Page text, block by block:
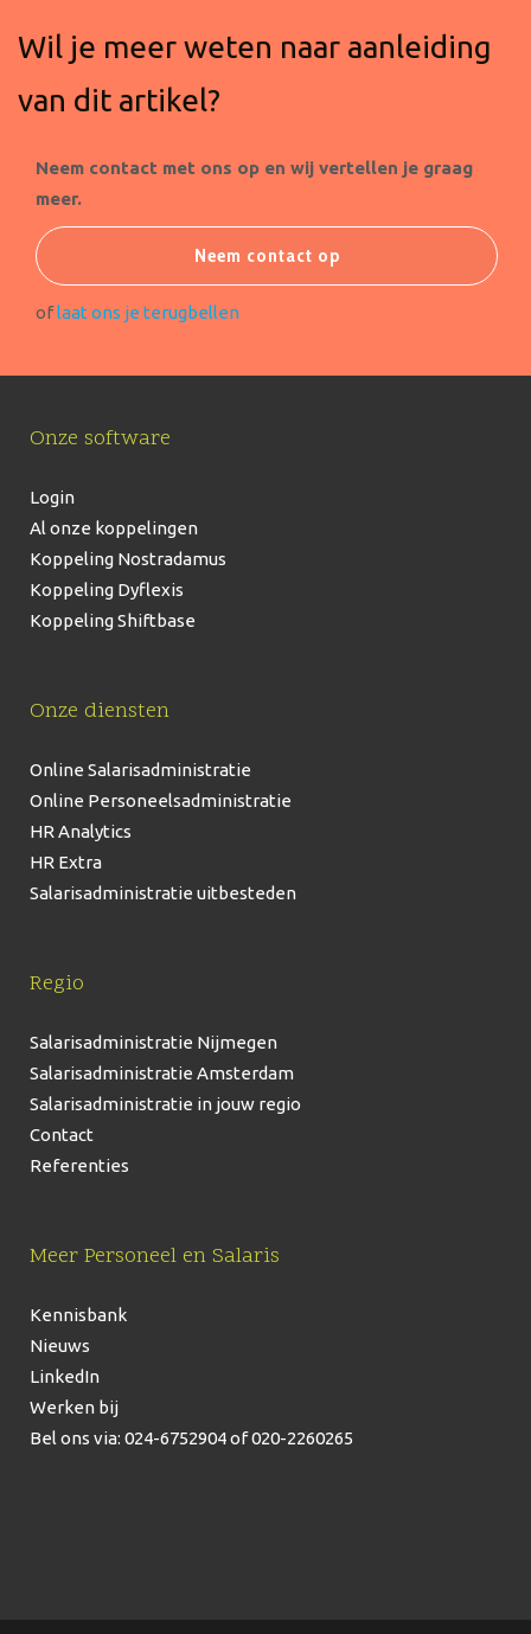
Wil je meer weten naar aanleiding
van dit artikel?
Neem contact met ons op en wij vertellen je graag
meer.
Neem contact op
oflaat ons je terugbellen
Onze software
Login
Al onze koppelingen
Koppeling Nostradamus
Koppeling Dyflexis
Koppeling Shiftbase
Onze diensten
Online Salarisadministratie
Online Personeelsadministratie
HR Analytics
HR Extra
Salarisadministratie uitbesteden
Regio
Salarisadministratie Nijmegen
Salarisadministratie Amsterdam
Salarisadministratie in jouw regio
Contact
Referenties
Meer Personeel en Salaris
Kennisbank
Nieuws
LinkedIn
Werken bij
Bel ons via: 024-6752904of 020-2260265